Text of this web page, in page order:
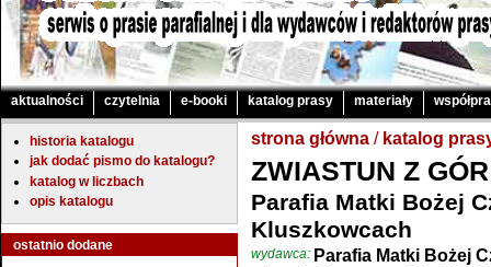
aktualności czytelnia e-booki katalog prasy materiały
historia katalogu
jak dodać pismo do katalogu?
katalog w liczbach
opis katalogu
ostatnio dodane
strona główna / katalog
ZWIASTUN Z GÓR
Parafia Matki Bożej
Kluszkowcach
wydawca: Parafia Matki Bożej